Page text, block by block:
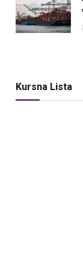
Kursna Lista